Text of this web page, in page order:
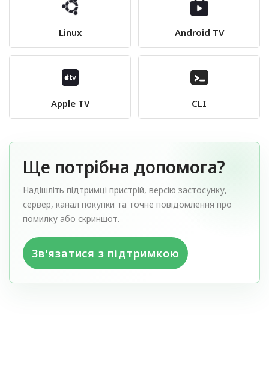
Linux Android TV
Apple TV CLI
Ще потрібна допомога?
Надішліть підтримці пристрій, версію застосунку,
сервер, канал покупки та точне повідомлення про
помилку або скриншот.
Зв'язатися з підтримкою